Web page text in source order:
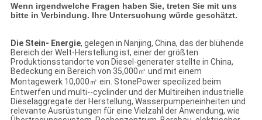
Wenn irgendwelche Fragen haben Sie, treten Sie mit uns
bitte in Verbindung. Ihre Untersuchung würde geschätzt.
Die Stein- Energie, gelegen in Nanjing, China, das der blühende
Bereich der Welt-Herstellung ist, einer der größten
Produktionsstandorte von Diesel-generater stellte in China,
Bedeckung ein Bereich von 35,000㎡ und mit einem
Montagewerk 10,000㎡ ein. StonePower specilized beim
Entwerfen und multi--cyclinder und der Multireihen industrielle
Dieselaggregate der Herstellung, Wasserpumpeneinheiten und
relevante Ausrüstungen für eine Vielzahl der Anwendung, wie